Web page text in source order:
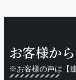
お客様か
※お客様の声は【